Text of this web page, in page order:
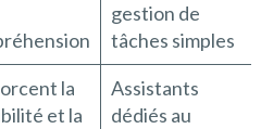
gestion de
tâches simples
la
et la
Assistants
dédiés au